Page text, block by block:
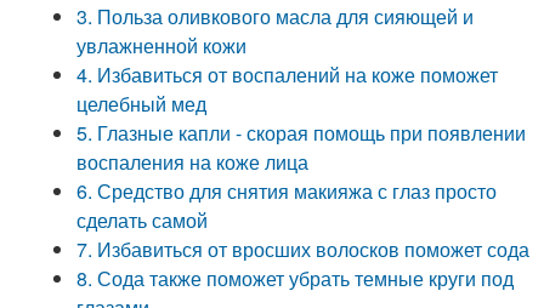
3. Польза оливкового масла для сияющей и
увлажненной кожи
4. Избавиться от воспалений на коже поможет
целебный мед
5. Глазные капли - скорая помощь при появлении
воспаления на коже лица
6. Средство для снятия макияжа с глаз просто
сделать самой
7. Избавиться от вросших волосков поможет сода
8. Сода также поможет убрать темные круги под